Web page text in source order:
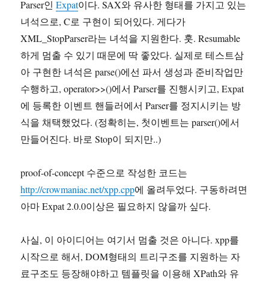
Parser인Expat이다. SAX와 유사한 형태를 가지고 있는
녀석으로, C로 구현이 되어있다. 게다가
XML_StopParser라는 녀석을 지원한다. 훗. Resumable
하게 멈출 수 있기 때문에 딱 좋았다. 실제로 테스트삼
아 구현한 녀석은 parse()에선 파서 생성과 준비작업만
수행하고, operator>>()에서 Parser를 진행시키고, Expat
에 등록한 이벤트 핸들러에서 Parser를 정지시키는 방
식을 채택했었다. (정확히는, 첫이벤트는 parser()에서
만들어진다. 바로 Stop이 되지만..)
proof-of-concept 수준으로 작성한 코드는
http://crowmaniac.net/xpp.cpp에 올려두었다. 구동하려면
아마 Expat 2.0.0이상은 필요하지 않을까 싶다.
사실, 이 아이디어는 여기서 멈출 것은 아니다. xpp를
시작으로 해서, DOM형태의 트리구조를 지원하는 자
료구조도 등장해야하고 템플릿을 이용해 XPath와 유